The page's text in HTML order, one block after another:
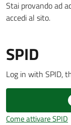
Menu
Novità
Servizi
Vivere
Castello
Stai provando ad
accedi al sito.
SPID
Log in with SPID,
Come attivare SPID